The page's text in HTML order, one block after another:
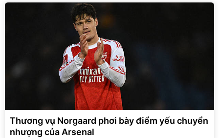
Thương vụ Norgaard phơi bày điểm yếu chuyển
nhượng của Arsenal